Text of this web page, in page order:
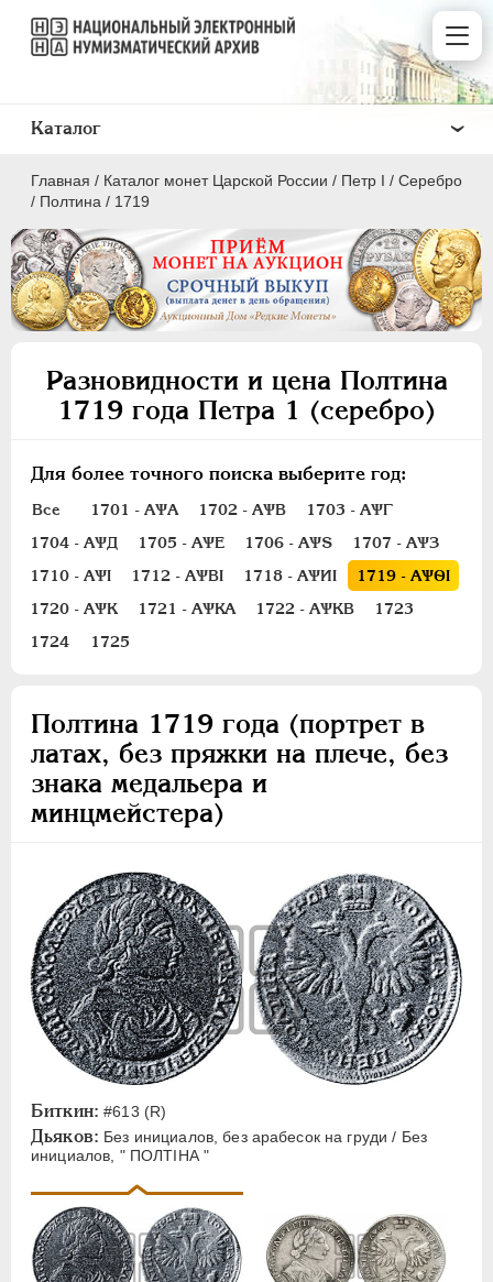
Главная / Каталог монет Царской России / Пeтр I / Серебро
/ Полтина / 1719
Разновидности и цена Полтина
1719 года Петра 1 (серебро)
Для более точного поиска выберите год:
Все 1701 - АѰА 1702 - АѰВ
1703 - АѰГ
1704 - АѰД
1705 - АѰЕ 1706 - АѰS
1707 - АѰЗ
1710 - АѰI
1712 - АѰВI 1718 - АѰИI
1719 - АѰѲI
1720 - АѰК
1721 - АѰКА 1722 - АѰКВ
1723
1724
1725
Полтина 1719 года (портрет в
латах, без пряжки на плече, без
знака медальера и
минцмейстера)
Биткин: #613 (R)
Дьяков: Без инициалов, без арабесок на груди / Без
инициалов, " ПОЛТIНА "
Каталог
ПEТР I 1699 - 1725
Серебро
Полтина
Полуполтинник
Алтын(ник)
Медь
Пробные
Для Речи Посполитой
Монетовидные жетоны
ПЕТР II 1727-1729
АННА ИОАННОВНА 1730-1740
ИОАНН АНТОНОВИЧ 1740-1741
ЕЛИЗАВЕТА 1741-1762
ПЕТР III 1762-1762
ЕКАТЕРИНА II 1762-1796
ПАВЕЛ I 1796-1801
АЛЕКСАНДР I 1801-1825
НИКОЛАЙ I 1826-1855
АЛЕКСАНДР II
АЛЕКСАНДР III 1881-1894
НИКОЛАЙ II 1894-1917
ВРЕМЕННОЕ ПРАВ. 1917-1918